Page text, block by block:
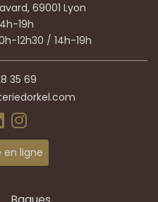
69001 Lyon
19h
12h30 / 14h-19h
35 69
en ligne